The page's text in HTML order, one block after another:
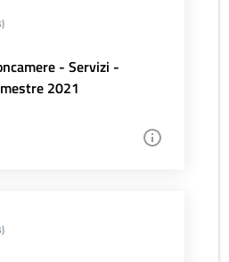
- Servizi -
2021